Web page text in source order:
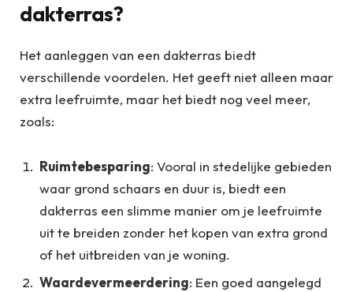
dakterras?
Het aanleggen van een dakterras biedt
verschillende voordelen. Het geeft niet alleen maar
extra leefruimte, maar het biedt nog veel meer,
zoals:
Ruimtebesparing: Vooral in stedelijke gebieden
waar grond schaars en duur is, biedt een
dakterras een slimme manier om je leefruimte
uit te breiden zonder het kopen van extra grond
of het uitbreiden van je woning.
Waardevermeerdering: Een goed aangelegd